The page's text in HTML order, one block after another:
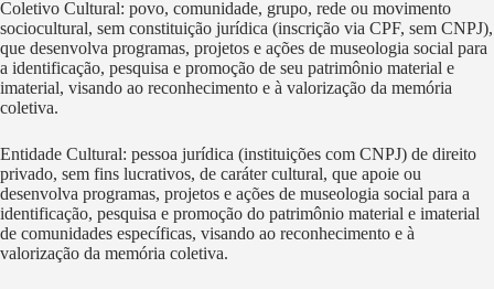
Coletivo Cultural: povo, comunidade, grupo, rede ou movimento
sociocultural, sem constituição jurídica (inscrição via CPF, sem CNPJ),
que desenvolva programas, projetos e ações de museologia social para
a identificação, pesquisa e promoção de seu patrimônio material e
imaterial, visando ao reconhecimento e à valorização da memória
coletiva.
Entidade Cultural: pessoa jurídica (instituições com CNPJ) de direito
privado, sem fins lucrativos, de caráter cultural, que apoie ou
desenvolva programas, projetos e ações de museologia social para a
identificação, pesquisa e promoção do patrimônio material e imaterial
de comunidades específicas, visando ao reconhecimento e à
valorização da memória coletiva.